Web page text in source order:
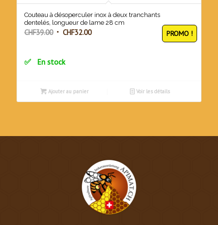
Couteau à désoperculer inox à deux tranchants
dentelés, longueur de lame 28 cm
CHF39.00 Le
était :
CHF32.00Le
PROMO !
En stock
Ajouter au panier Voir les détails